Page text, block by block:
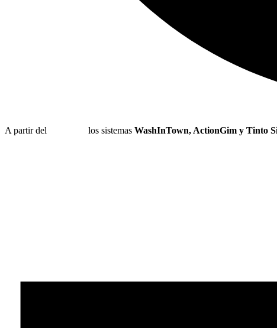
A partir del los sistemas WashInTown, ActionGim y Tinto